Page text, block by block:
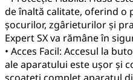
de înaltă calitate, oferind o
șocurilor, zgârieturilor și
Expert SX va rămâne în
• Acces Facil: Accesul la
ale aparatului este ușor și